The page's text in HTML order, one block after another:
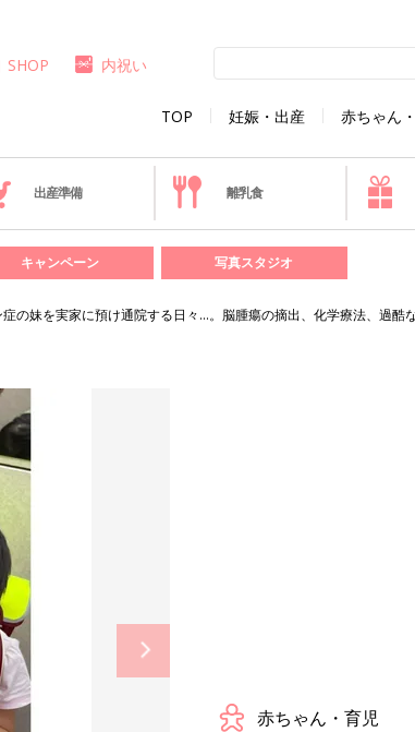
TOP 妊娠・出産 赤ちゃん
SHOP 内祝い
出産準備 離乳食
キャンペーン 写真スタジオ
の妹を実家に預け通院する日々…。脳腫瘍の摘出、化学療法、過酷
赤ちゃん・育児